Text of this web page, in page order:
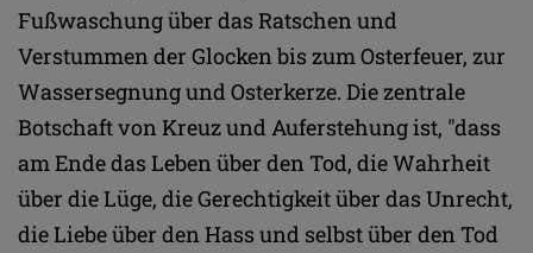
Fußwaschung über das Ratschen und
Verstummen der Glocken bis zum Osterfeuer, zur
Wassersegnung und Osterkerze. Die zentrale
Botschaft von Kreuz und Auferstehung ist, "dass
am Ende das Leben über den Tod, die Wahrheit
über die Lüge, die Gerechtigkeit über das Unrecht,
die Liebe über den Hass und selbst über den Tod